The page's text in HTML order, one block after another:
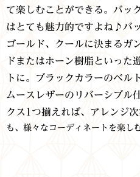
て楽しむことができる。バッ
はとても魅力的ですよね♪ バ
ゴールド、クールに決まるガ
ドまたはホーン樹脂といった
トに。ブラックカラーのベル
ムースレザーのリバーシブル
クス1つ揃えれば、アレンジ
も、様々なコーディネートを楽し